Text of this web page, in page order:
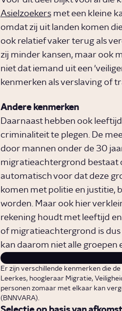
Asielzoekersmet een kleine
omdat zij uit landen komen
ook relatief vaker terug als
zij minder kansen, maar ook
niet dat iemand uit een
kenmerken als verslaving of
Andere kenmerken
Daarnaast hebben ook
criminaliteit te plegen. De
door mannen onder de 30
migratieachtergrond bestaat
automatisch voor dat deze
komen met politie en justitie,
worden. Maar ook hier
rekening houdt met leeftijd
of migratieachtergrond is
kan daarom niet alle groepen
Er zijn verschillende kenmerken die
Leerkes, hoogleraar Migratie,
personen zomaar met elkaar kan
(BNNVARA).